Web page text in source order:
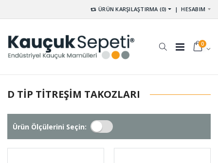
ÜRÜN KARŞILAŞTIRMA (0) |HESABIM
0
D TIP TITREŞIM TAKOZLARI
Ürün Ölçülerini Seçin: